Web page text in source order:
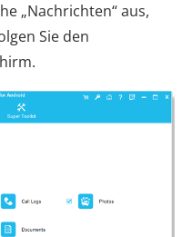
„Nachrichten“ aus,
Sie den